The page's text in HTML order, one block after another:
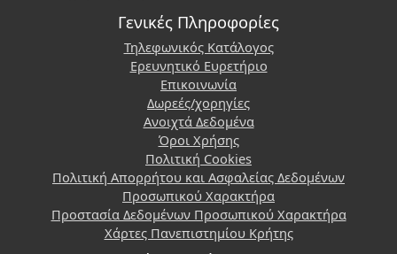
Γενικές Πληροφορίες
Τηλεφωνικός Κατάλογος
Ερευνητικό Ευρετήριο
Επικοινωνία
Δωρεές/χορηγίες
Ανοιχτά Δεδομένα
Όροι Χρήσης
Πολιτική Cookies
Πολιτική Απορρήτου και Ασφαλείας Δεδομένων
Προσωπικού Χαρακτήρα
Προστασία Δεδομένων Προσωπικού Χαρακτήρα
Χάρτες Πανεπιστημίου Κρήτης